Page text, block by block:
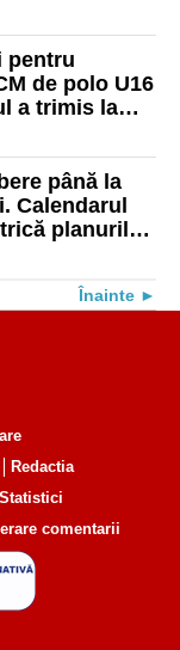
pentru
de polo U16
a trimis la
până la
Calendarul
planurile
Înainte
Redactia
comentarii